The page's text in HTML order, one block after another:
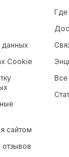
данных
Cookie
сайтом
Где